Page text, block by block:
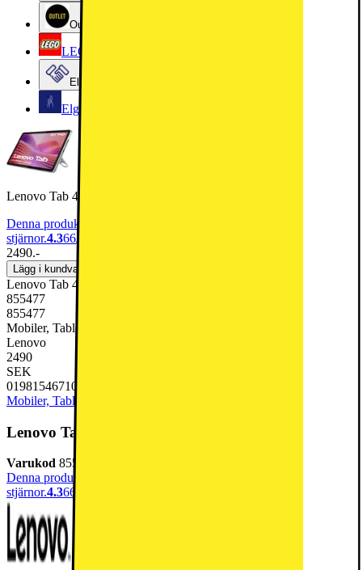
Outlet
LEGO
Elgiganten Företag
Elgiganten Kundklubb
Lenovo Tab 4/64GB LTE 10.1" surfplatta
Denna produkt har blivit bedömd som 4.3 av 5 möjliga
stjärnor.4.366
2490.-
Lägg i kundvagn
Lenovo Tab 4/64GB LTE 10.1" surfplatta
855477
855477
Mobiler, Tablets & Smartklockor, Surfplatta
Lenovo
2490
SEK
0198154671082
Mobiler, Tablets & Smartklockor
Lenovo Tab 4/64GB LTE 10.1" surfplatta
Varukod 855477
Denna produkt har blivit bedömd som 4.3 av 5 möjliga
stjärnor.4.366